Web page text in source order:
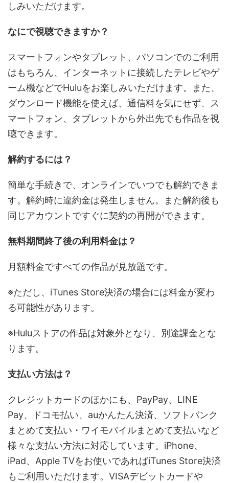
しみいただけます。
なにで視聴できますか？
スマートフォンやタブレット、パソコンでのご利用
はもちろん、インターネットに接続したテレビやゲ
ーム機などでHuluをお楽しみいただけます。また、
ダウンロード機能を使えば、通信料を気にせず、ス
マートフォン、タブレットから外出先でも作品を視
聴できます。
解約するには？
簡単な手続きで、オンラインでいつでも解約できま
す。解約時に違約金は発生しません。また解約後も
同じアカウントですぐに契約の再開ができます。
無料期間終了後の利用料金は？
月額料金ですべての作品が見放題です。
※ただし、iTunes Store決済の場合には料金が変わ
る可能性があります。
※Huluストアの作品は対象外となり、別途課金とな
ります。
支払い方法は？
クレジットカードのほかにも、PayPay、LINE
Pay、ドコモ払い、auかんたん決済、ソフトバンク
まとめて支払い・ワイモバイルまとめて支払いなど
様々な支払い方法に対応しています。iPhone、
iPad、Apple TVをお使いであればiTunes Store決済
もご利用いただけます。VISAデビットカードや